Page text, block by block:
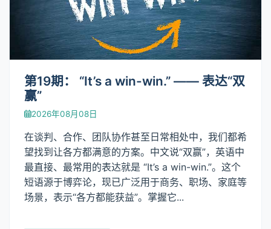
第19期： “It’s a win-win.” —— 表达“双
赢”
2026年08月08日
在谈判、合作、团队协作甚至日常相处中，我们都希
望找到让各方都满意的方案。中文说“双赢”，英语中
最直接、最常用的表达就是 “It’s a win-win.”。这个
短语源于博弈论，现已广泛用于商务、职场、家庭等
场景，表示“各方都能获益”。掌握它...